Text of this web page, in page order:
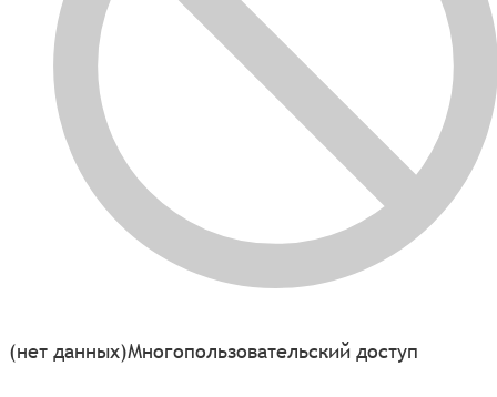
(нет данных)Многопользовательский доступ